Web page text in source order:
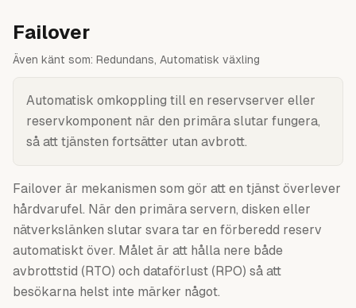
Failover
Även känt som: Redundans, Automatisk växling
Automatisk omkoppling till en reservserver eller
reservkomponent när den primära slutar fungera,
så att tjänsten fortsätter utan avbrott.
Failover är mekanismen som gör att en tjänst överlever
hårdvarufel. När den primära servern, disken eller
nätverkslänken slutar svara tar en förberedd reserv
automatiskt över. Målet är att hålla nere både
avbrottstid (RTO) och dataförlust (RPO) så att
besökarna helst inte märker något.